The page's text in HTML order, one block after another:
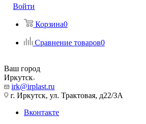
Войти
Корзина0
Сравнение товаров0
Ваш город
Иркутск
irk@irplast.ru
г. Иркутск, ул. Трактовая, д22/3А
Вконтакте